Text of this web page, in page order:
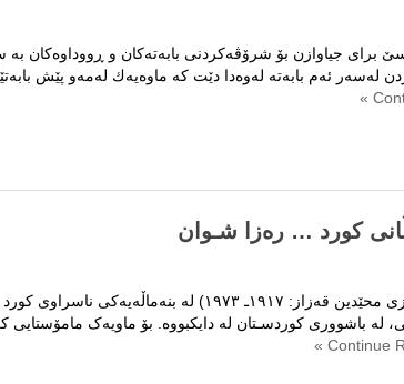
برای جیاوازن بۆ شرۆڤه‌كردنی بابه‌ته‌كان و ڕووداوه‌كان به‌
له‌سه‌ر ئه‌م بابه‌ته‌ له‌وه‌دا دێت كه‌ ماوه‌یه‌ك له‌مه‌و پێش
کورد … رەزا شـوان
مامۆستای رەوانشاد (رەمزی محێدین قەزاز: ١٩١٧ـ ١٩٧٣) لە
لە باشووری کوردسـتان لە دایکبووە. بۆ ماویەک مامۆستایی